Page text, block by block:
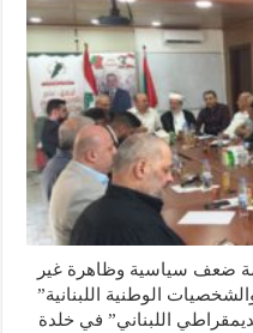
ضعف سياسية وظاهرة غير
الوطنية اللبنانية”
اللبناني” في خلدة